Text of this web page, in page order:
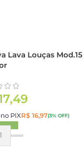
Lava Louças Mod.15
PIXR$16,97(3% OFF)